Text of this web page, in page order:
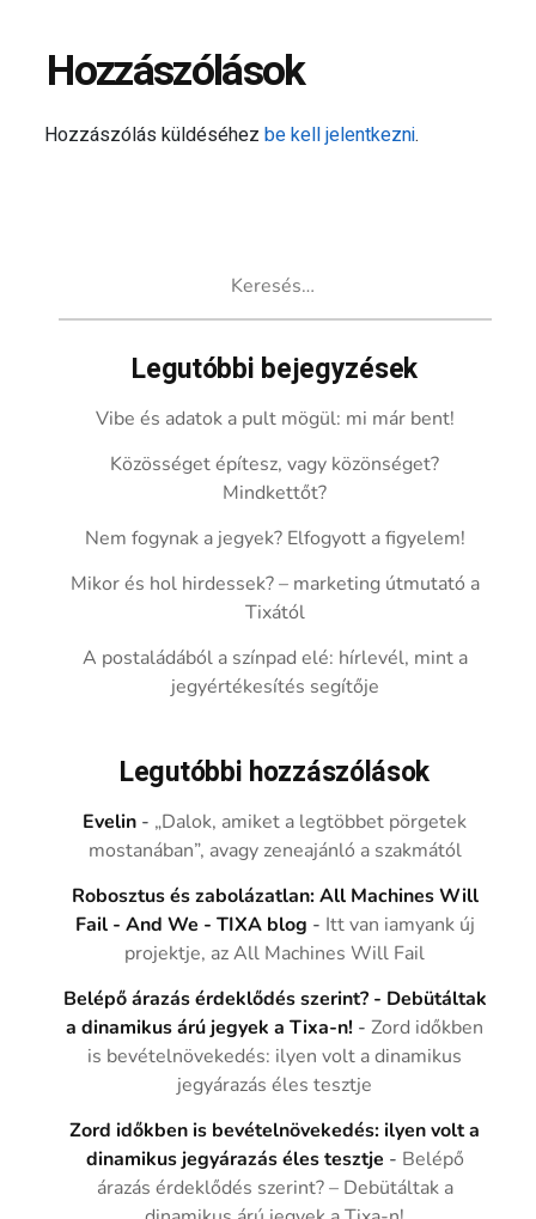
Hozzászólások
Hozzászólás küldéséhezbe kell jelentkezni.
Legutóbbi bejegyzések
Vibe és adatok a pult mögül: mi már bent!
Közösséget építesz, vagy közönséget?
Mindkettőt?
Nem fogynak a jegyek? Elfogyott a figyelem!
Mikor és hol hirdessek? – marketing útmutató a
Tixától
A postaládából a színpad elé: hírlevél, mint a
jegyértékesítés segítője
Legutóbbi hozzászólások
Evelin - „Dalok, amiket a legtöbbet pörgetek
mostanában”, avagy zeneajánló a szakmától
Robosztus és zabolázatlan: All Machines Will
Fail - And We - TIXA blog - Itt van iamyank új
projektje, az All Machines Will Fail
Belépő árazás érdeklődés szerint? - Debütáltak
a dinamikus árú jegyek a Tixa-n! -Zord időkben
is bevételnövekedés: ilyen volt a dinamikus
jegyárazás éles tesztje
Zord időkben is bevételnövekedés: ilyen volt a
dinamikus jegyárazás éles tesztje - Belépő
árazás érdeklődés szerint? – Debütáltak a